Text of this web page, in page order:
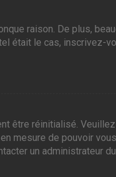
raison. De plus,
était le cas, inscrivez-
être réinitialisé.
mesure de pouvoir
un administrateur